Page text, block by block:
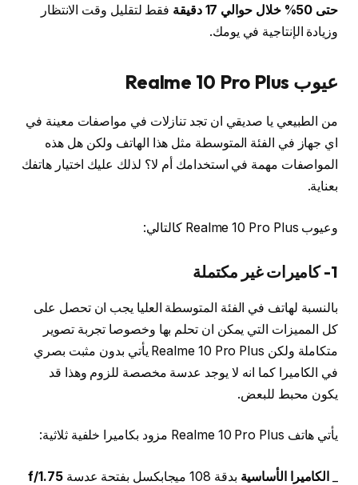
حتى 50% خلال حوالي 17 دقيقة
فقط لتقليل وقت الانتظار
وزيادة الإنتاجية في يومك.
عيوب Realme 10 Pro Plus
من الطبيعي يا صديقي ان تجد تنازلات في مواصفات معينة في
اي جهاز في الفئة المتوسطة مثل هذا الهاتف ولكن هل هذه
المواصفات مهمة في استخدامك أم لا؟ لذلك عليك اختيار هاتفك
بعناية.
وعيوب Realme 10 Pro Plus كالتالي:
1- كاميرات غير مكتملة
بالنسبة لهاتف في الفئة المتوسطة العليا يجب ان تحصل على
كل المميزات التي يمكن ان تحلم بها وخصوصا تجربة تصوير
متكاملة ولكن Realme 10 Pro Plus يأتي بدون مثبت بصري
في الكاميرا كما انه لا يوجد عدسة مخصصة للزوم وهذا قد
يكون محبط للبعض.
يأتي هاتف Realme 10 Pro Plus مزود بكاميرا خلفية ثلاثية:
الكاميرا الأساسية بدقة 108 ميجابكسل بفتحة عدسة
f/1.75